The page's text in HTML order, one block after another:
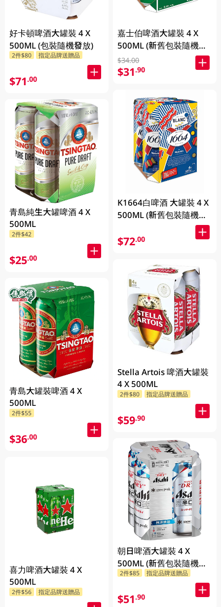
好卡頓啤酒大罐裝 4 X
500ML (包裝隨機發放)
2件$80 指定品牌送贈品
$71.00
青島純生大罐啤酒 4 X
500ML
2件$42
$25.00
青島大罐裝啤酒 4 X
500ML
2件$55
$36.00
喜力啤酒大罐裝 4 X
500ML
2件$56 指定品牌送贈品
嘉士伯啤酒大罐裝 4 X
500ML (新舊包裝隨機發
貨)
$34.00
$31.90
K1664白啤酒 大罐裝 4 X
500ML (新舊包裝隨機發
$72.00
Stella Artois 啤酒大罐裝
4 X 500ML
2件$80 指定品牌送贈品
$59.90
朝日啤酒大罐裝 4 X
500ML (新舊包裝隨機發
貨)
2件$85 指定品牌送贈品
$51.90